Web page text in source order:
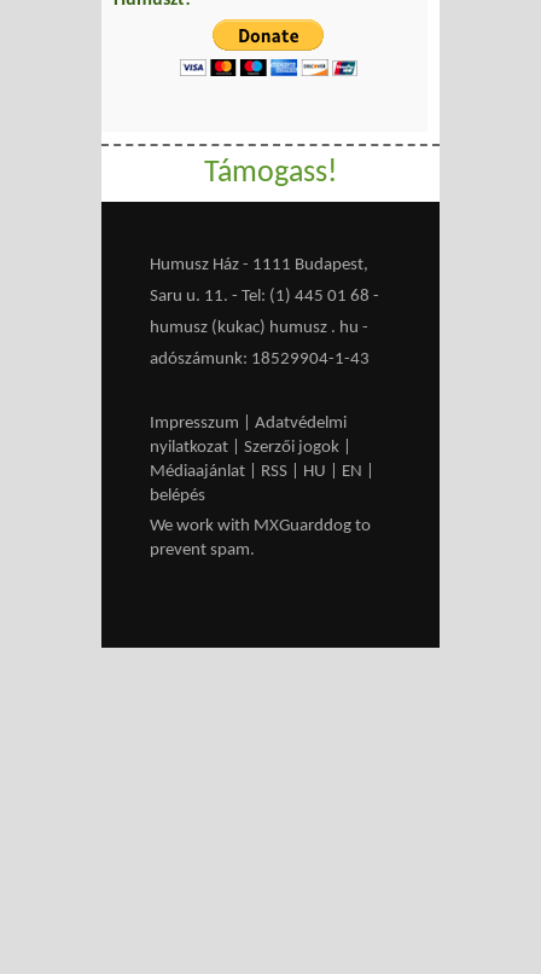
Támogass!
Humusz Ház - 1111 Budapest,
Saru u. 11. - Tel: (1) 445 01 68 -
humusz (kukac) humusz . hu -
adószámunk: 18529904-1-43
Impresszum
Adatvédelmi
nyilatkozat
Szerzői jogok
Médiaajánlat
RSS HU EN
belépés
We work with MXGuarddog to
prevent spam.